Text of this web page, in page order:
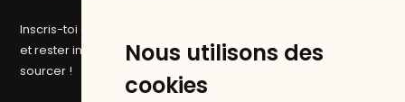
Nous utilisons des
cookies
Inscris-toi à la newsletter du Cartel pour suivre nos aventures
et rester informé des prochaines pépites que nous allons
sourcer !